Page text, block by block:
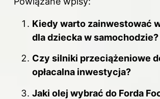
c
e
b
o
o
k
er
e
st
di
t
bl
r
e
dI
n
Kiedy warto zainwestować
dla dziecka w samochodzie?
Czy silniki przeciążeniowe
opłacalna inwestycja?
Jaki olej wybrać do Forda